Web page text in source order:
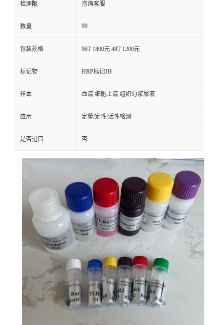
检测限 咨询客服
数量 99
包装规格 96T 1800元 48T 1200元
标记物 HRP标记JH
样本 血清 细胞上清 组织匀浆尿液
应用 定量/定性/活性检测
是否进口 否